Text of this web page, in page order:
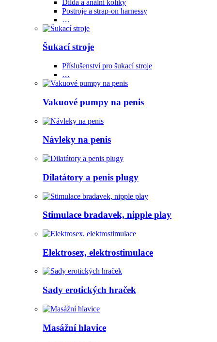
Dilda a anální kolíky
Postroje a strap-on harnessy
…
Šukací stroje
Příslušenství pro šukací stroje
…
Vakuové pumpy na penis
Návleky na penis
Dilatátory a penis plugy
Stimulace bradavek, nipple play
Elektrosex, elektrostimulace
Sady erotických hraček
Masážní hlavice